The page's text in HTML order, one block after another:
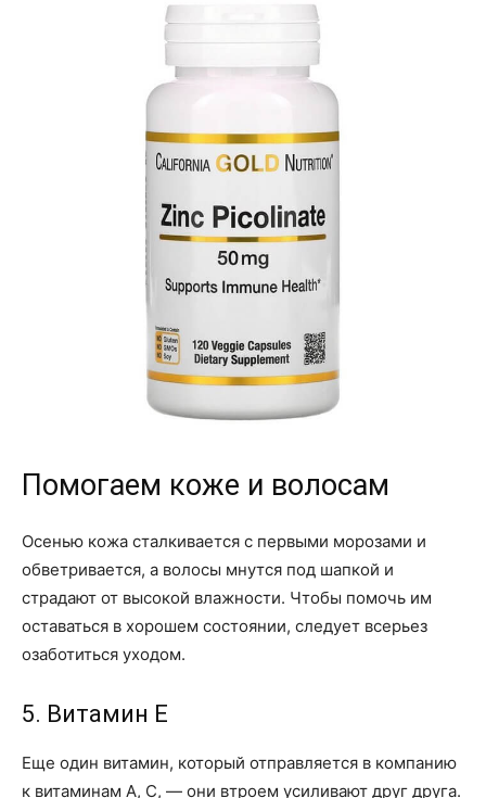
Помогаем коже и волосам
Осенью кожа сталкивается с первыми морозами и
обветривается, а волосы мнутся под шапкой и
страдают от высокой влажности. Чтобы помочь им
оставаться в хорошем состоянии, следует всерьез
озаботиться уходом.
5. Витамин E
Еще один витамин, который отправляется в компанию
к витаминам A, C, — они втроем усиливают друг друга.